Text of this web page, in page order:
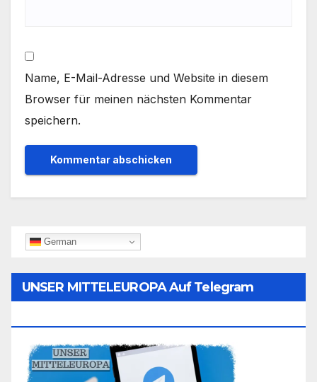
Name, E-Mail-Adresse und Website in diesem
Browser für meinen nächsten Kommentar
speichern.
German
UNSER MITTELEUROPA Auf Telegram